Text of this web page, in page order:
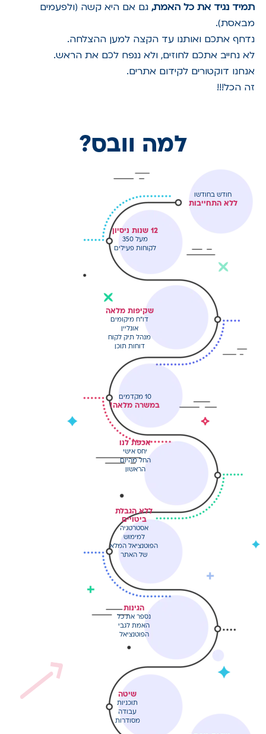
תמיד נגיד את כל האמת,גם אם היא קשה (ולפעמים
מבאסת).
נדחף אתכם ואותנו עד הקצה למען ההצלחה.
לא נחייב אתכם לחוזים, ולא ננפח לכם את הראש.
אנחנו דוקטורים לקידום אתרים.
זה הכל!!!
למה וובס?
חודש בחודשו
ללא התחייבות
12 שנות ניסיון
מעל 350
לקוחות פעילים
שקיפות מלאה
דו"ח מיקומים
אונליין
מנהל תיק לקוח
דוחות תוכן
10 מקדמים
במשרה מלאה!
אכפת לנו
יחס אישי
החל מהיום
הראשון
ללא הגבלת
ביטויים
אסטרטגיה
למימוש
הפוטנציאל המלא
של האתר
הגינות
נספר את כל
האמת לגבי
הפוטנציאל
שיטה
תוכניות
עבודה
מסודרות